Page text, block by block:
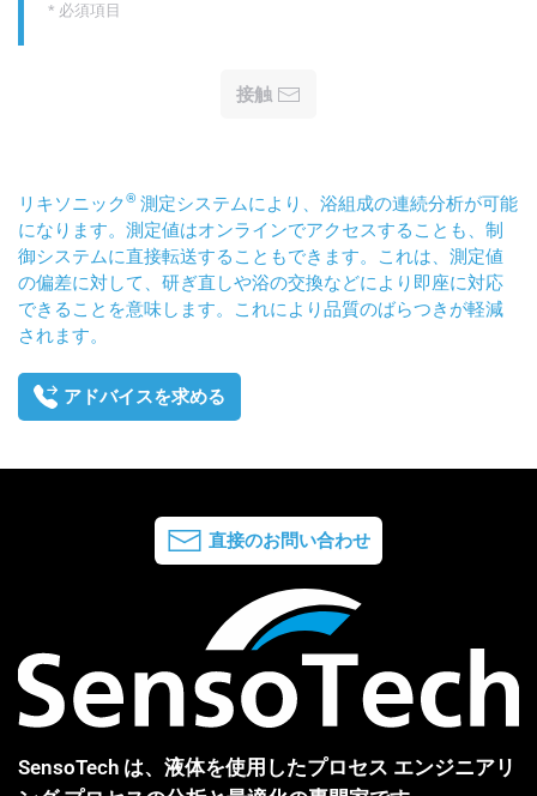
* 必須項目
接触
リキソニック® 測定システムにより、浴組成の連続分析が可能
になります。測定値はオンラインでアクセスすることも、制
御システムに直接転送することもできます。これは、測定値
の偏差に対して、研ぎ直しや浴の交換などにより即座に対応
できることを意味します。これにより品質のばらつきが軽減
されます。
アドバイスを求める
直接のお問い合わせ
SensoTech は、液体を使用したプロセス エンジニアリ